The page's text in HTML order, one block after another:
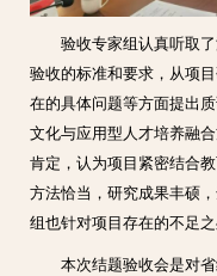
验收专家组认真听取
验收的标准和要求，从项
在的具体问题等方面提出
文化与应用型人才培养融
肯定，认为项目紧密结合
方法恰当，研究成果丰硕
组也针对项目存在的不足
本次结题验收会是对